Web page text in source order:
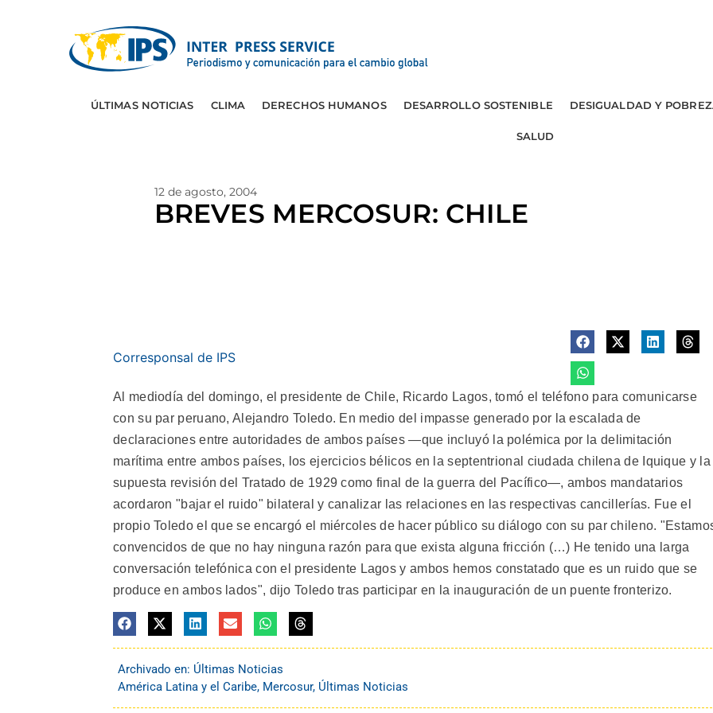
ÚLTIMAS NOTICIAS CLIMA DERECHOS HUMANOS DESARROLLO SOSTENIBLE DESIGUALDAD Y
SALUD
12 de agosto, 2004
BREVES MERCOSUR: CHILE
Corresponsal de IPS
Al mediodía del domingo, el presidente de Chile, Ricardo Lagos, tomó el teléfono para comunicarse
con su par peruano, Alejandro Toledo. En medio del impasse generado por la escalada de
declaraciones entre autoridades de ambos países —que incluyó la polémica por la delimitación
marítima entre ambos países, los ejercicios bélicos en la septentrional ciudada chilena de Iquique y la
supuesta revisión del Tratado de 1929 como final de la guerra del Pacífico—, ambos mandatarios
acordaron "bajar el ruido" bilateral y canalizar las relaciones en las respectivas cancillerías. Fue el
propio Toledo el que se encargó el miércoles de hacer público su diálogo con su par chileno.
convencidos de que no hay ninguna razón para que exista alguna fricción (…) He tenido una larga
conversación telefónica con el presidente Lagos y ambos hemos constatado que es un ruido que se
produce en ambos lados", dijo Toledo tras participar en la inauguración de un puente fronterizo.
Archivado en: Últimas Noticias
América Latina y el Caribe, Mercosur, Últimas Noticias